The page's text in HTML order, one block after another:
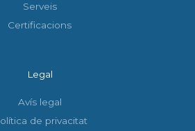
Serveis
Certificacions
Legal
Avís legal
de privacitat